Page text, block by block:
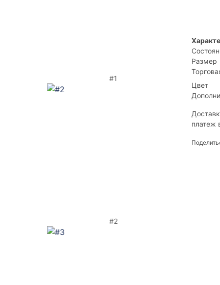
#1
#2
Размер
Цвет
платеж